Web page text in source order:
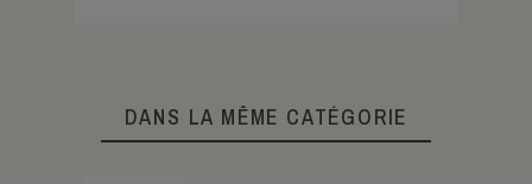
DANS LA MÊME CATÉGORIE